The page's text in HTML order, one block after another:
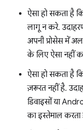
ऐसा हो सकता है
लागू न करे.
अपनी प्रोसेस में
के लिए ऐसा नहीं
ऐसा हो सकता है
ज़रूरत नहीं है.
डिवाइसों या
का इस्तेमाल करता